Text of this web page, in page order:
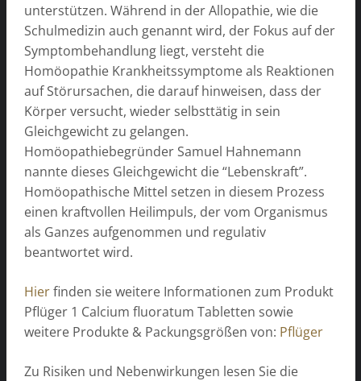
unterstützen. Während in der Allopathie, wie die
Schulmedizin auch genannt wird, der Fokus auf der
Symptombehandlung liegt, versteht die
Homöopathie Krankheitssymptome als Reaktionen
auf Störursachen, die darauf hinweisen, dass der
Körper versucht, wieder selbsttätig in sein
Gleichgewicht zu gelangen.
Homöopathiebegründer Samuel Hahnemann
nannte dieses Gleichgewicht die “Lebenskraft”.
Homöopathische Mittel setzen in diesem Prozess
einen kraftvollen Heilimpuls, der vom Organismus
als Ganzes aufgenommen und regulativ
beantwortet wird.
Hierfinden sie weitere Informationen zum Produkt
Pflüger 1 Calcium fluoratum Tabletten sowie
weitere Produkte & Packungsgrößen von: Pflüger
Zu Risiken und Nebenwirkungen lesen Sie die